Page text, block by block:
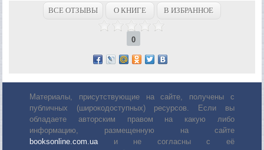
ВСЕ ОТЗЫВЫ О КНИГЕ В ИЗБРАННОЕ
0
Материалы, присутствующие на сайте, получены с
публичных (широкодоступных) ресурсов. Если вы
обладаете авторским правом на какую либо
информацию, размещенную на сайте
booksonline.com.uaи не согласны с её